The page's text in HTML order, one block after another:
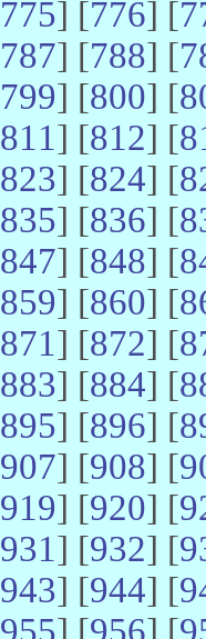
775] [776] [
787] [788] [
799] [800] [
811] [812] [
823] [824] [
835] [836] [
847] [848] [
859] [860] [
871] [872] [
883] [884] [
895] [896] [
907] [908] [
919] [920] [
931] [932] [
943] [944] [